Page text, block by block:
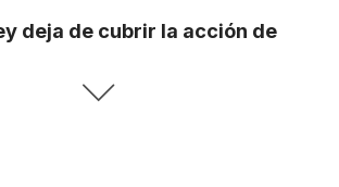
deja de cubrir la acción de